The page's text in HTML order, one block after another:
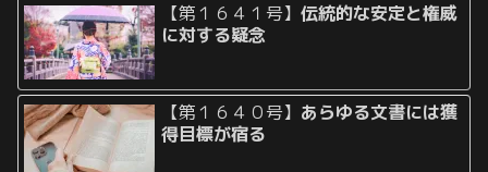
【第１６４１号】伝統的な安定と権威
に対する疑念
【第１６４０号】 あらゆる文書には獲
得目標が宿る